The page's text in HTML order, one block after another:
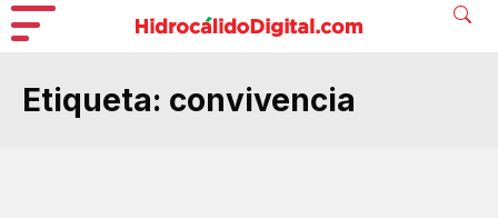
Etiqueta: convivencia